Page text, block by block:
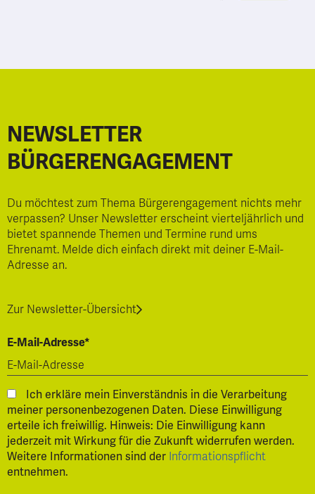
NEWSLETTER
BÜRGERENGAGEMENT
Du möchtest zum Thema Bürgerengagement nichts mehr
verpassen? Unser Newsletter erscheint vierteljährlich und
bietet spannende Themen und Termine rund ums
Ehrenamt. Melde dich einfach direkt mit deiner E-Mail-
Adresse an.
Zur Newsletter-Übersicht
E-Mail-Adresse*
Ich erkläre mein Einverständnis in die Verarbeitung
meiner personenbezogenen Daten. Diese Einwilligung
erteile ich freiwillig. Hinweis: Die Einwilligung kann
jederzeit mit Wirkung für die Zukunft widerrufen werden.
Weitere Informationen sind der Informationspflicht
entnehmen.